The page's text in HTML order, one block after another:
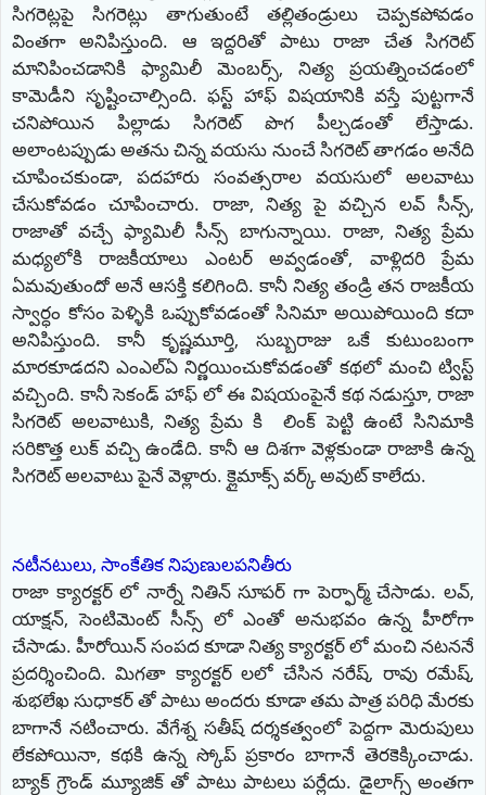
సిగరెట్లపై సిగరెట్లు తాగుతుంటే తల్లితండ్రులు చెప్పకపోవడం
వింతగా అనిపిస్తుంది. ఆ ఇద్దరితో పాటు రాజా చేత సిగరెట్
మానిపించడానికి ఫ్యామిలీ మెంబర్స్, నిత్య ప్రయత్నించడంలో
కామెడీని సృష్టించాల్సింది. ఫస్ట్ హాఫ్ విషయానికి వస్తే పుట్టగానే
చనిపోయిన పిల్లాడు సిగరెట్ పొగ పీల్చడంతో లేస్తాడు.
అలాంటప్పుడు అతను చిన్న వయసు నుంచే సిగరెట్ తాగడం అనేది
చూపించకుండా, పదహారు సంవత్సరాల వయసులో అలవాటు
చేసుకోవడం చూపించారు. రాజా, నిత్య పై వచ్చిన లవ్ సీన్స్,
రాజాతో వచ్చే ఫ్యామిలీ సీన్స్ బాగున్నాయి. రాజా, నిత్య ప్రేమ
మధ్యలోకి రాజకీయాలు ఎంటర్ అవ్వడంతో, వాళ్లిదరి ప్రేమ
ఏమవుతుందో అనే ఆసక్తి కలిగింది. కానీ నిత్య తండ్రి తన రాజకీయ
స్వార్ధం కోసం పెళ్ళికి ఒప్పుకోవడంతో సినిమా అయిపోయింది కదా
అనిపిస్తుంది. కానీ కృష్ణమూర్తి, సుబ్బరాజు ఒకే కుటుంబంగా
మారకూడదని ఎంఎల్ఏ నిర్ణయించుకోవడంతో కథలో మంచి ట్విస్ట్
వచ్చింది. కానీ సెకండ్ హాఫ్ లో ఈ విషయంపైనే కథ నడుస్తూ, రాజా
సిగరెట్ అలవాటుకి, నిత్య ప్రేమ కి లింక్ పెట్టి ఉంటే సినిమాకి
సరికొత్త లుక్ వచ్చి ఉండేది. కానీ ఆ దిశగా వెళ్లకుండా రాజాకి ఉన్న
సిగరెట్ అలవాటు పైనే వెళ్లారు. క్లైమాక్స్ వర్క్ అవుట్ కాలేదు.
నటీనటులు, సాంకేతిక నిపుణులపనితీరు
రాజా క్యారక్టర్ లో నార్నే నితిన్ సూపర్ గా పెర్ఫార్మ్ చేసాడు. లవ్,
యాక్షన్, సెంటిమెంట్ సీన్స్ లో ఎంతో అనుభవం ఉన్న హీరోగా
చేసాడు. హీరోయిన్ సంపద కూడా నిత్య క్యారక్టర్ లో మంచి నటననే
ప్రదర్శించింది. మిగతా క్యారక్టర్ లలో చేసిన నరేష్, రావు రమేష్,
శుభలేఖ సుధాకర్ తో పాటు అందరు కూడా తమ పాత్ర పరిధి మేరకు
బాగానే నటించారు. వేగేశ్న సతీష్ దర్శకత్వంలో పెద్దగా మెరుపులు
లేకపోయినా, కథకి ఉన్న స్కోప్ ప్రకారం బాగానే తెరకెక్కించాడు.
బ్యాక్ గ్రౌండ్ మ్యూజిక్ తో పాటు పాటలు పర్లేదు. డైలాగ్స్ అంతగా